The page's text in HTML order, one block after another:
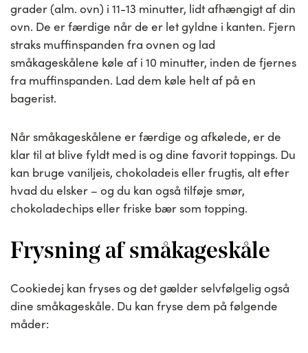
grader (alm. ovn) i 11-13 minutter, lidt afhængigt af din
ovn. De er færdige når de er let gyldne i kanten. Fjern
straks muffinspanden fra ovnen og lad
småkageskålene køle af i 10 minutter, inden de fjernes
fra muffinspanden. Lad dem køle helt af på en
bagerist.
Når småkageskålene er færdige og afkølede, er de
klar til at blive fyldt med is og dine favorit toppings. Du
kan bruge vaniljeis, chokoladeis eller frugtis, alt efter
hvad du elsker – og du kan også tilføje smør,
chokoladechips eller friske bær som topping.
Frysning af småkageskåle
Cookiedej kan fryses og det gælder selvfølgelig også
dine småkageskåle. Du kan fryse dem på følgende
måder: